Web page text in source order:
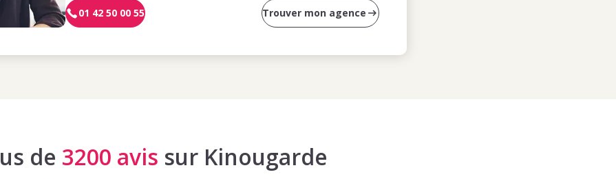
01 42 50 00 55 Trouver mon agence
de 3200 avis sur Kinougarde